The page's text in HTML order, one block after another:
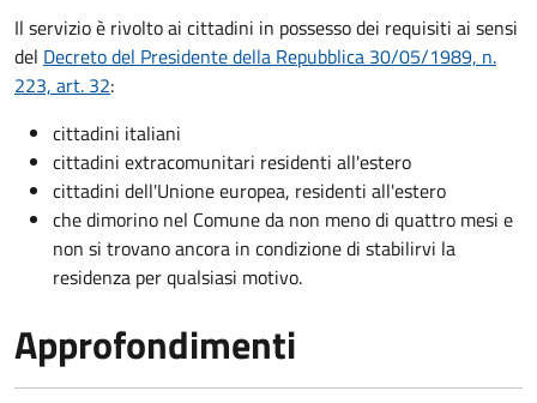
Il servizio è rivolto ai cittadini in possesso dei requisiti ai sensi
del Decreto del Presidente della Repubblica 30/05/1989, n.
223, art. 32:
cittadini italiani
cittadini extracomunitari residenti all'estero
cittadini dell'Unione europea, residenti all'estero
che dimorino nel Comune da non meno di quattro mesi e
non si trovano ancora in condizione di stabilirvi la
residenza per qualsiasi motivo.
Approfondimenti